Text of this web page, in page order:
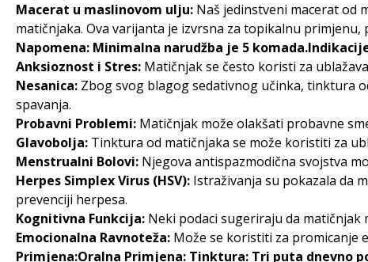
Macerat u maslinovom ulju: Naš jedinstveni macerat od
matičnjaka. Ova varijanta je izvrsna za topikalnu
Napomena: Minimalna narudžba je 5
Anksioznost i Stres: Matičnjak se često koristi za
Nesanica: Zbog svog blagog sedativnog učinka, tinktura
spavanja.
Probavni Problemi: Matičnjak može olakšati probavne
Glavobolja: Tinktura od matičnjaka se može koristiti za
Menstrualni Bolovi: Njegova antispazmodična svojstva
Herpes Simplex Virus (HSV): Istraživanja su pokazala da
prevenciji herpesa.
Kognitivna Funkcija: Neki podaci sugeriraju da
Emocionalna Ravnoteža: Može se koristiti za promicanje
Primjena:Oralna Primjena: Tinktura: Tri puta dnevno